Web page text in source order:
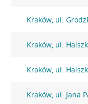
Kraków, ul.
Kraków, ul.
Kraków, ul.
Kraków, ul. Jana